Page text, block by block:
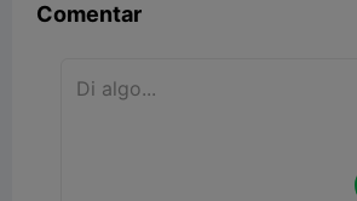
Comentar